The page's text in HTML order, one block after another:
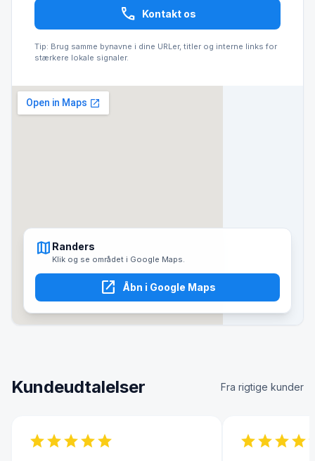
call Kontakt os
Tip: Brug samme bynavne i dine URLer, titler og interne links for
stærkere lokale signaler.
map Randers
Klik og se området i Google Maps.
open_in_new Åbn i Google Maps
Kundeudtalelser Fra rigtige kunder
starstarstarstarstar starstarstarstar